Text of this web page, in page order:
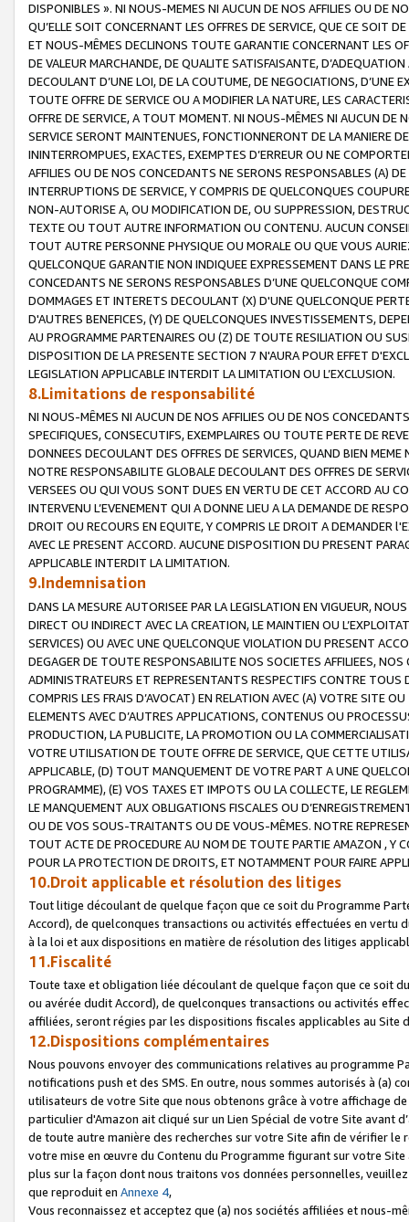
DISPONIBLES ». NI NOUS-MEMES NI AUCUN DE NOS AFFILIES OU DE
QU’ELLE SOIT CONCERNANT LES OFFRES DE SERVICE, QUE CE SOIT
ET NOUS-MÊMES DECLINONS TOUTE GARANTIE CONCERNANT LES
DE VALEUR MARCHANDE, DE QUALITE SATISFAISANTE,
DECOULANT D’UNE LOI, DE LA COUTUME, DE NEGOCIATIONS, D’UNE
TOUTE OFFRE DE SERVICE OU A MODIFIER LA NATURE, LES
OFFRE DE SERVICE, A TOUT MOMENT. NI NOUS-MÊMES NI AUCUN DE
SERVICE SERONT MAINTENUES, FONCTIONNERONT DE LA MANIERE
ININTERROMPUES, EXACTES, EXEMPTES D’ERREUR OU NE
AFFILIES OU DE NOS CONCEDANTS NE SERONS RESPONSABLES (A)
INTERRUPTIONS DE SERVICE, Y COMPRIS DE QUELCONQUES
NON-AUTORISE A, OU MODIFICATION DE, OU SUPPRESSION,
TEXTE OU TOUT AUTRE INFORMATION OU CONTENU. AUCUN
TOUT AUTRE PERSONNE PHYSIQUE OU MORALE OU QUE VOUS
QUELCONQUE GARANTIE NON INDIQUEE EXPRESSEMENT DANS LE
CONCEDANTS NE SERONS RESPONSABLES D’UNE QUELCONQUE
DOMMAGES ET INTERETS DECOULANT (X) D'UNE QUELCONQUE
D'AUTRES BENEFICES, (Y) DE QUELCONQUES INVESTISSEMENTS,
AU PROGRAMME PARTENAIRES OU (Z) DE TOUTE RESILIATION OU
DISPOSITION DE LA PRESENTE SECTION 7 N'AURA POUR EFFET
LEGISLATION APPLICABLE INTERDIT LA LIMITATION OU L’EXCLUSION.
8.Limitations de responsabilité
NI NOUS-MÊMES NI AUCUN DE NOS AFFILIES OU DE NOS
SPECIFIQUES, CONSECUTIFS, EXEMPLAIRES OU TOUTE PERTE DE
DONNEES DECOULANT DES OFFRES DE SERVICES, QUAND BIEN
NOTRE RESPONSABILITE GLOBALE DECOULANT DES OFFRES DE
VERSEES OU QUI VOUS SONT DUES EN VERTU DE CET ACCORD AU
INTERVENU L’EVENEMENT QUI A DONNE LIEU A LA DEMANDE DE
DROIT OU RECOURS EN EQUITE, Y COMPRIS LE DROIT A DEMANDER
AVEC LE PRESENT ACCORD. AUCUNE DISPOSITION DU PRESENT
APPLICABLE INTERDIT LA LIMITATION.
9.Indemnisation
DANS LA MESURE AUTORISEE PAR LA LEGISLATION EN VIGUEUR,
DIRECT OU INDIRECT AVEC LA CREATION, LE MAINTIEN OU
SERVICES) OU AVEC UNE QUELCONQUE VIOLATION DU PRESENT
DEGAGER DE TOUTE RESPONSABILITE NOS SOCIETES AFFILIEES,
ADMINISTRATEURS ET REPRESENTANTS RESPECTIFS CONTRE
COMPRIS LES FRAIS D’AVOCAT) EN RELATION AVEC (A) VOTRE SITE
ELEMENTS AVEC D’AUTRES APPLICATIONS, CONTENUS OU
PRODUCTION, LA PUBLICITE, LA PROMOTION OU LA
VOTRE UTILISATION DE TOUTE OFFRE DE SERVICE, QUE CETTE
APPLICABLE, (D) TOUT MANQUEMENT DE VOTRE PART A UNE
PROGRAMME), (E) VOS TAXES ET IMPOTS OU LA COLLECTE, LE
LE MANQUEMENT AUX OBLIGATIONS FISCALES OU
OU DE VOS SOUS-TRAITANTS OU DE VOUS-MÊMES. NOTRE
TOUT ACTE DE PROCEDURE AU NOM DE TOUTE PARTIE AMAZON , Y
POUR LA PROTECTION DE DROITS, ET NOTAMMENT POUR FAIRE
10.Droit applicable et résolution des litiges
Tout litige découlant de quelque façon que ce soit du Programme
Accord), de quelconques transactions ou activités effectuées en vertu
à la loi et aux dispositions en matière de résolution des litiges
11.Fiscalité
Toute taxe et obligation liée découlant de quelque façon que ce soit
ou avérée dudit Accord), de quelconques transactions ou activités
affiliées, seront régies par les dispositions fiscales applicables au Site
12.Dispositions complémentaires
Nous pouvons envoyer des communications relatives au programme
notifications push et des SMS. En outre, nous sommes autorisés à
utilisateurs de votre Site que nous obtenons grâce à votre affichage
particulier d'Amazon ait cliqué sur un Lien Spécial de votre Site avant
de toute autre manière des recherches sur votre Site afin de vérifier
votre mise en œuvre du Contenu du Programme figurant sur votre
plus sur la façon dont nous traitons vos données personnelles,
que reproduit en Annexe 4,
Vous reconnaissez et acceptez que (a) nos sociétés affiliées et nous-